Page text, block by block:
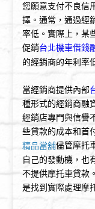
您願意支付不良信
擇。通常，通過經
率低。實際上，某
促銷台北機車借錢
的經銷商的年利率
當經銷商提供內部
種形式的經銷商融
經銷店專門與信譽
些貸款的成本和首
精品當舖儘管摩托
自己的發動機，也
不提供摩托車貸款
是找到實際處理摩